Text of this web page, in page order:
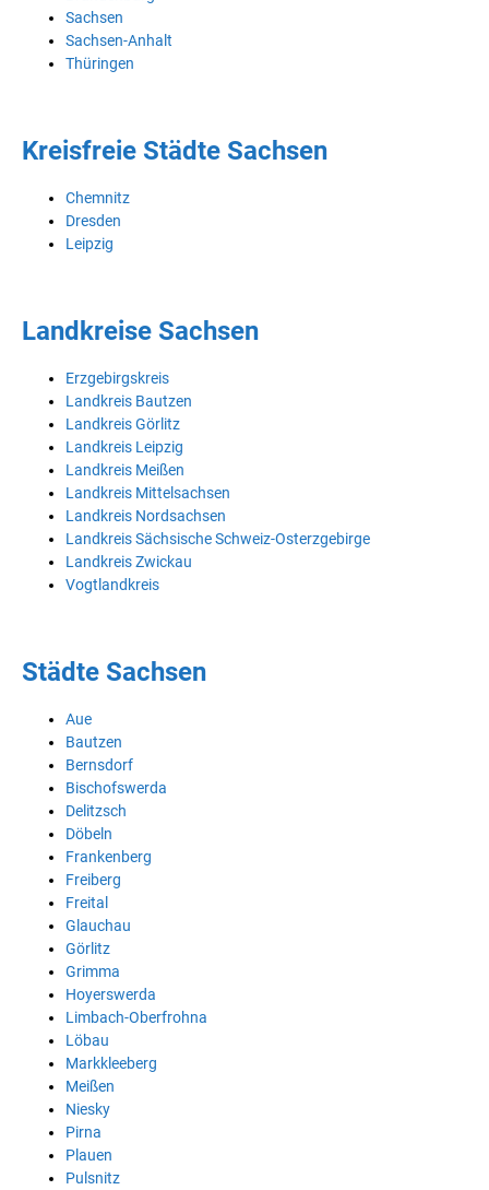
Sachsen
Sachsen-Anhalt
Thüringen
Kreisfreie Städte Sachsen
Chemnitz
Dresden
Leipzig
Landkreise Sachsen
Erzgebirgskreis
Landkreis Bautzen
Landkreis Görlitz
Landkreis Leipzig
Landkreis Meißen
Landkreis Mittelsachsen
Landkreis Nordsachsen
Landkreis Sächsische Schweiz-Osterzgebirge
Landkreis Zwickau
Vogtlandkreis
Städte Sachsen
Aue
Bautzen
Bernsdorf
Bischofswerda
Delitzsch
Döbeln
Frankenberg
Freiberg
Freital
Glauchau
Görlitz
Grimma
Hoyerswerda
Limbach-Oberfrohna
Löbau
Markkleeberg
Meißen
Niesky
Pirna
Plauen
Pulsnitz